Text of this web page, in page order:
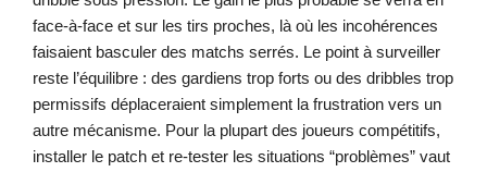
face-à-face et sur les tirs proches, là où les incohérences
faisaient basculer des matchs serrés. Le point à surveiller
reste l’équilibre : des gardiens trop forts ou des dribbles trop
permissifs déplaceraient simplement la frustration vers un
autre mécanisme. Pour la plupart des joueurs compétitifs,
installer le patch et re-tester les situations “problèmes” vaut